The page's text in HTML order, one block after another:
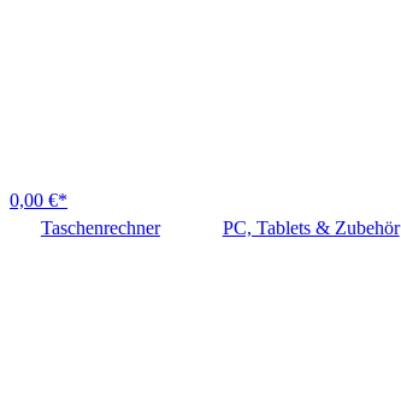
0,00 €*
Taschenrechner
PC, Tablets & Zubehör